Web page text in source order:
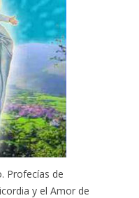
Profecías de
y el Amor de